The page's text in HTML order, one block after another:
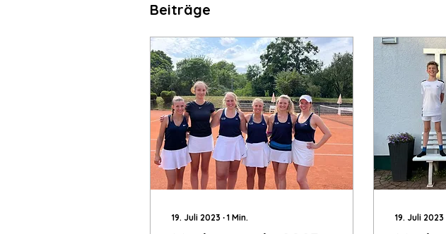
Beiträge
19. Juli 2023 ∙ 1 Min. 19. Juli 2023